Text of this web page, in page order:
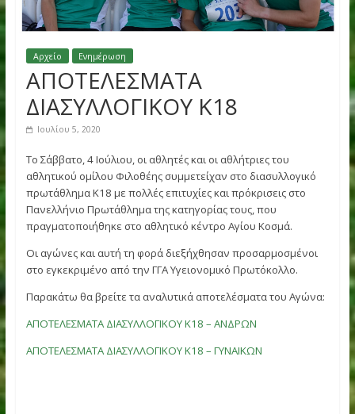
Αρχείο Ενημέρωση
ΑΠΟΤΕΛΕΣΜΑΤΑ
ΔΙΑΣΥΛΛΟΓΙΚΟΥ Κ18
Ιουλίου 5, 2020
Το Σάββατο, 4 Ιούλιου, οι αθλητές και οι αθλήτριες του
αθλητικού ομίλου Φιλοθέης συμμετείχαν στο
πρωτάθλημα Κ18 με πολλές επιτυχίες και πρόκρισεις στο
Πανελλήνιο Πρωτάθλημα της κατηγορίας τους, που
πραγματοποιήθηκε στο αθλητικό κέντρο Αγίου Κοσμά.
Οι αγώνες και αυτή τη φορά διεξήχθησαν
στο εγκεκριμένο από την ΓΓΑ Υγειονομικό Πρωτόκολλο.
Παρακάτω θα βρείτε τα αναλυτικά αποτελέσματα του